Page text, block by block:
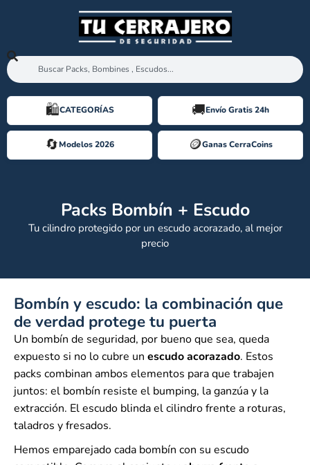
🛍️️CATEGORÍAS 🚚Envío Gratis 24h
🔄Modelos 2026 🪙️Ganas CerraCoins
Packs Bombín + Escudo
Tu cilindro protegido por un escudo acorazado, al mejor
precio
Bombín y escudo: la combinación que
de verdad protege tu puerta
Un bombín de seguridad, por bueno que sea, queda
expuesto si no lo cubre un escudo acorazado. Estos
packs combinan ambos elementos para que trabajen
juntos: el bombín resiste el bumping, la ganzúa y la
extracción. El escudo blinda el cilindro frente a roturas,
taladros y fresados.
Hemos emparejado cada bombín con su escudo